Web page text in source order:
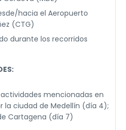
hacia el Aeropuerto
(CTG)
durante los recorridos
mencionadas en
la ciudad de Medellín (día 4);
Cartagena (día 7)